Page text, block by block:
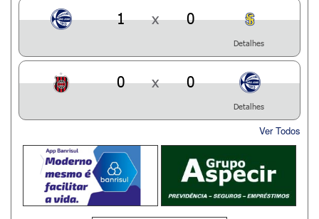
1 x 0
Detalhes
0 x 0
Detalhes
Ver Todos